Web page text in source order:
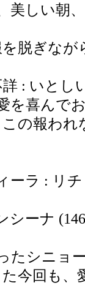
美しい朝
脱ぎなが
: いとし
を喜んで
の報われ
ーラ : リ
シーナ
たシニョ
今回も、